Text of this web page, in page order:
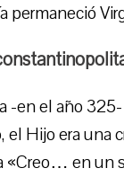
permaneció
-en el año
el Hijo era una
«Creo… en un